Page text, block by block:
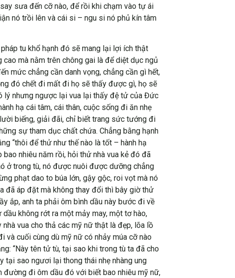
sưa đến cỡ nào, để rồi khi chạm vào tự ái
nó trồi lên và cái si – ngu si nó phủ kín tâm
tu khổ hạnh đó sẽ mang lại lợi ích thật
mà nằm trên chông gai là để diệt dục ngủ
mức chẳng cần danh vọng, chẳng cần gì hết,
đó chết đi mất đi họ sẽ thấy được gì, họ sẽ
lý nhưng ngược lại vua lại thấy đệ tử của Đức
hạ cái tâm, cái thân, cuộc sống đi ăn nhẹ
biếng, giải đãi, chỉ biết trang sức tướng đi
sự tham dục chất chứa. Chẳng bằng hạnh
“thôi để thử như thế nào là tốt – hành hạ
nhiêu năm rồi, hỏi thử nhà vua kẻ đó đã
ở trong tù, nó được nuôi được dưỡng chẳng
phạt dao to búa lớn, gậy gộc, roi vọt mà nó
đã áp đặt mà không thay đổi thì bây giờ thử
ắp, anh ta phải ôm bình dầu này bước đi về
không rớt ra một mảy may, một tơ hào,
vua cho thả các mỹ nữ thật là đẹp, lõa lồ
cuối cùng dù mỹ nữ có nhảy múa cỡ nào
“Này tên tử tù, tại sao khi trong tù ta đã cho
tại sao ngươi lại thong thái nhẹ nhàng ung
đường đi ôm dầu đó với biết bao nhiêu mỹ nữ,